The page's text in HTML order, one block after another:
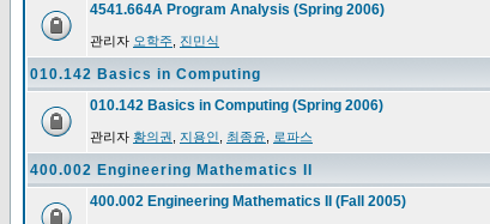
4541.664A Program Analysis (Spring 2006)
관리자 오학주 진민식
010.142 Basics in Computing
010.142 Basics in Computing (Spring 2006)
관리자 황의권 지용인 최종윤 로파스
400.002 Engineering Mathematics II
400.002 Engineering Mathematics II (Fall 2005)